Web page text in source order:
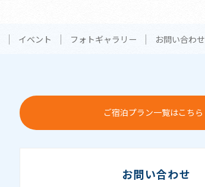
イベント フォトギャラリー お問い合わせ
ご宿泊プラン一覧はこちら
お問い合わせ